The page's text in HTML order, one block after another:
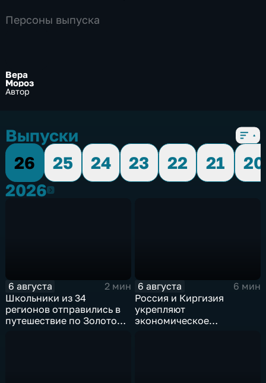
Персоны выпуска
Вера
Мороз
Автор
Выпуски
26
25 24 23 22 21
20
20262026
6 августа
2 мин
Школьники из 34
регионов отправились в
путешествие по Золотому
6 августа
6 мин
Россия и Киргизия
укрепляют
экономическое